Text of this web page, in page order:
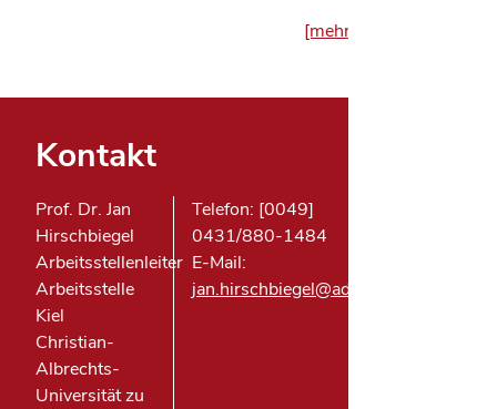
[mehr]
Kontakt
Prof. Dr. Jan
Hirschbiegel
Arbeitsstellenleiter
Arbeitsstelle
Kiel
Christian-
Albrechts-
Universität zu
Telefon: [0049]
0431/880-1484
E-Mail:
jan.hirschbiegel@adwgoe.de